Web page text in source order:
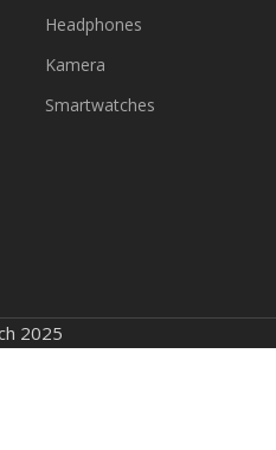
Headphones
Kamera
Smartwatches
2025